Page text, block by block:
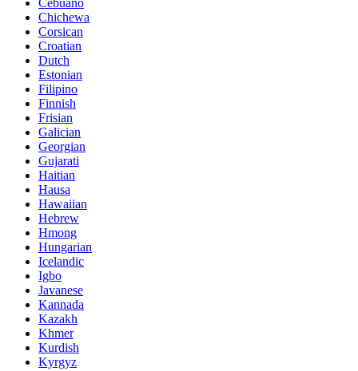
Cebuano
Chichewa
Corsican
Croatian
Dutch
Estonian
Filipino
Finnish
Frisian
Galician
Georgian
Gujarati
Haitian
Hausa
Hawaiian
Hebrew
Hmong
Hungarian
Icelandic
Igbo
Javanese
Kannada
Kazakh
Khmer
Kurdish
Kyrgyz